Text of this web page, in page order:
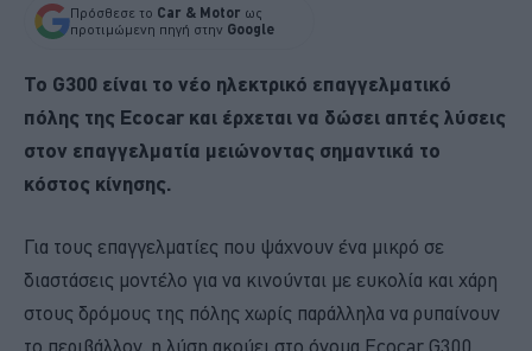
Πρόσθεσε το Car & Motor ως
προτιμώμενη πηγή στην Google
Το G300 είναι το νέο ηλεκτρικό επαγγελματικό
πόλης της Ecocar και έρχεται να δώσει απτές λύσεις
στον επαγγελματία μειώνοντας σημαντικά το
κόστος κίνησης.
Για τους επαγγελματίες που ψάχνουν ένα μικρό σε
διαστάσεις μοντέλο για να κινούνται με ευκολία και χάρη
στους δρόμους της πόλης χωρίς παράλληλα να ρυπαίνουν
το περιβάλλον, η λύση ακούει στο όνομα Ecocar G300.